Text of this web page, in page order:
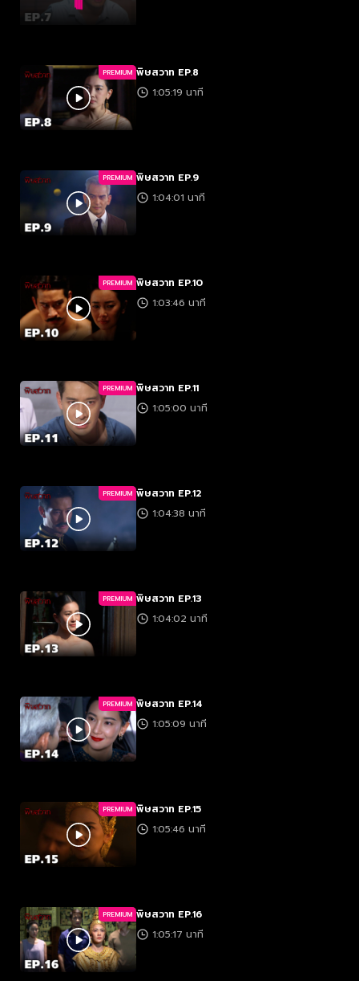
PREMIUM พิษสวาท EP.8
1:05:19 นาที
PREMIUM พิษสวาท EP.9
1:04:01 นาที
PREMIUM พิษสวาท EP.10
1:03:46 นาที
PREMIUM พิษสวาท EP.11
1:05:00 นาที
PREMIUM พิษสวาท EP.12
1:04:38 นาที
PREMIUM พิษสวาท EP.13
1:04:02 นาที
PREMIUM พิษสวาท EP.14
1:05:09 นาที
PREMIUM พิษสวาท EP.15
1:05:46 นาที
PREMIUM พิษสวาท EP.16
1:05:17 นาที